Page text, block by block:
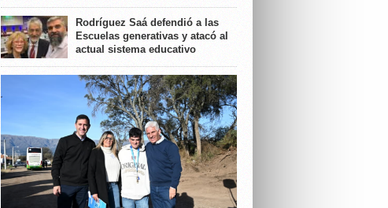
Rodríguez Saá defendió a las
Escuelas generativas y atacó al
actual sistema educativo